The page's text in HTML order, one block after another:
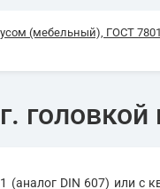
(мебельный), ГОСТ
головкой
(аналог DIN 607) или с